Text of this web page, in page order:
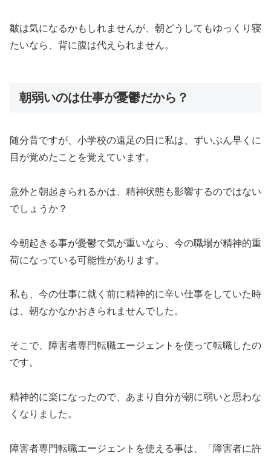
皺は気になるかもしれませんが、朝どうしてもゆっくり寝
たいなら、背に腹は代えられません。
朝弱いのは仕事が憂鬱だから？
随分昔ですが、小学校の遠足の日に私は、ずいぶん早くに
目が覚めたことを覚えています。
意外と朝起きられるかは、精神状態も影響するのではない
でしょうか？
今朝起きる事が憂鬱で気が重いなら、今の職場が精神的重
荷になっている可能性があります。
私も、今の仕事に就く前に精神的に辛い仕事をしていた時
は、朝なかなかおきられませんでした。
そこで、障害者専門転職エージェントを使って転職したの
です。
精神的に楽になったので、あまり自分が朝に弱いと思わな
くなりました。
障害者専門転職エージェントを使える事は、「障害者に許